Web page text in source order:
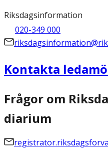
Riksdagsinformation
020-349 000
Kontakta
Frågor om
diarium